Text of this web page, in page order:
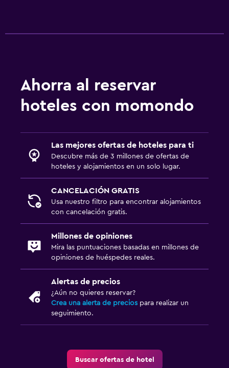
Ahorra al reservar
hoteles con momondo
Las mejores ofertas de hoteles para ti
Descubre más de 3 millones de ofertas de
hoteles y alojamientos en un solo lugar.
CANCELACIÓN GRATIS
Usa nuestro filtro para encontrar alojamientos
con cancelación gratis.
Millones de opiniones
Mira las puntuaciones basadas en millones de
opiniones de huéspedes reales.
Alertas de precios
¿Aún no quieres reservar?
Crea una alerta de precios para realizar un
seguimiento.
Buscar ofertas de hotel